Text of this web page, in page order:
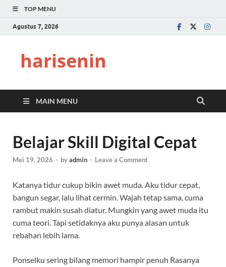
TOP MENU
Agustus 7, 2026
harisenin
MAIN MENU
Belajar Skill Digital Cepat
Mei 19, 2026 - byadmin - Leave a Comment
Katanya tidur cukup bikin awet muda. Aku tidur cepat,
bangun segar, lalu lihat cermin. Wajah tetap sama, cuma
rambut makin susah diatur. Mungkin yang awet muda itu
cuma teori. Tapi setidaknya aku punya alasan untuk
rebahan lebih lama.
Ponselku sering bilang memori hampir penuh Rasanya